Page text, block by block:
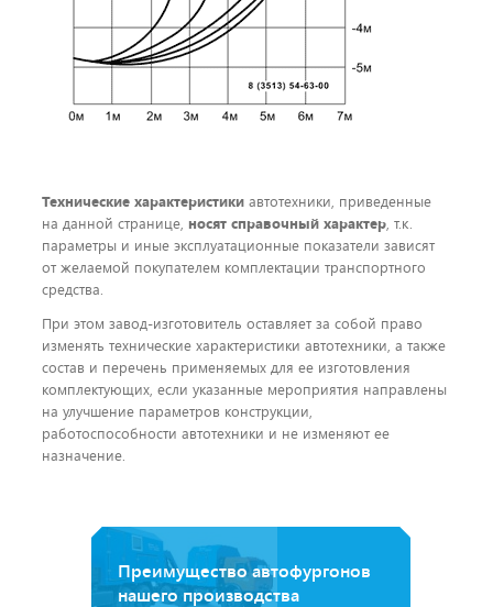
Технические характеристики автотехники, приведенные
на данной странице, носят справочный характер, т.к.
параметры и иные эксплуатационные показатели зависят
от желаемой покупателем комплектации транспортного
средства.
При этом завод-изготовитель оставляет за собой право
изменять технические характеристики автотехники, а также
состав и перечень применяемых для ее изготовления
комплектующих, если указанные мероприятия направлены
на улучшение параметров конструкции,
работоспособности автотехники и не изменяют ее
назначение.
Преимущество автофургонов
нашего производства